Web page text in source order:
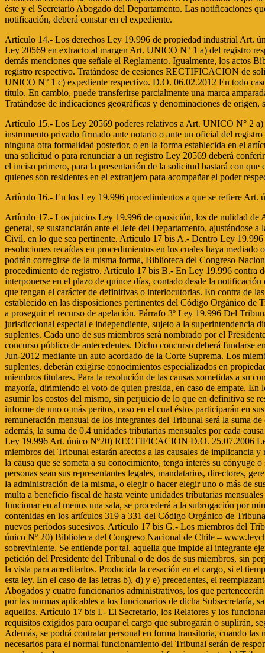
éste y el Secretario Abogado del Departamento. Las notificaciones
notificación, deberá constar en el expediente.
Artículo 14.- Los derechos Ley 19.996 de propiedad industrial Art.
Ley 20569 en extracto al margen Art. UNICO N° 1 a) del registro
demás menciones que señale el Reglamento. Igualmente, los actos
registro respectivo. Tratándose de cesiones RECTIFICACION de
UNICO N° 1 c) expediente respectivo. D.O. 06.02.2012 En todo
título. En cambio, puede transferirse parcialmente una marca
Tratándose de indicaciones geográficas y denominaciones de origen,
Artículo 15.- Los Ley 20569 poderes relativos a Art. UNICO N° 2
instrumento privado firmado ante notario o ante un oficial del
ninguna otra formalidad posterior, o en la forma establecida en el
una solicitud o para renunciar a un registro Ley 20569 deberá
el inciso primero, para la presentación de la solicitud bastará con
quienes son residentes en el extranjero para acompañar el poder
Artículo 16.- En los Ley 19.996 procedimientos a que se refiere Art.
Artículo 17.- Los juicios Ley 19.996 de oposición, los de nulidad de Art. único Nº17) registro o de transferencias, los de caducidad, así como cualquiera reclamación relativa a su validez o efectos, o a los derechos de propiedad industrial en general, se sustanciarán ante el Jefe del Departamento, ajustándose a las formalidades que se establecen en esta ley. El fallo que dicte será fundado y, en su forma, deberá atenerse a lo dispuesto en el artículo 170 del Código de Procedimiento Civil, en lo que sea pertinente. Artículo 17 bis A.- Dentro Ley 19.996 de quince días contados desde la Art. único Nº18) fecha de su notificación, tanto en primera como en segunda instancia, podrán corregirse, de oficio o a petición de parte, las resoluciones recaídas en procedimientos en los cuales haya mediado oposición que contengan o se funden en manifiestos errores de hecho. Tratándose de resoluciones recaídas en procedimientos en los cuales no haya mediado oposición, éstas podrán corregirse de la misma forma, Biblioteca del Congreso Nacional de Chile – www.leychile.cl – documento generado el 01-Jun-2012 hasta transcurrido el plazo establecido para la apelación de la resolución que pone término al procedimiento de registro. Artículo 17 bis B.- En Ley 19.996 contra de las resoluciones Art. único Nº18) dictadas en primera instancia por el Jefe del Departamento, haya o no mediado oposición, procederá el recurso de apelación. Deberá interponerse en el plazo de quince días, contado desde la notificación de la resolución, para ser conocido por el Tribunal de Propiedad Industrial. El recurso de apelación se concederá en ambos efectos y procederá en contra de las resoluciones que tengan el carácter de definitivas o interlocutorias. En contra de las sentencias definitivas de segunda instancia procederá el recurso de casación en el fondo, ante la Corte Suprema. Los recursos se interpondrán y tramitarán de acuerdo con lo establecido en las disposiciones pertinentes del Código Orgánico de Tribunales y del Código de Procedimiento Civil. Con todo, no será LEY 20160 necesario comparecer ante Art. único Nº 4 el Tribunal de Propiedad D.O. 26.01.2007 Industrial a proseguir el recurso de apelación. Párrafo 3º Ley 19.996 Del Tribunal de Propiedad Industrial Art. único Nº 19) Artículo 17 bis C.- El Tribunal Ley 19.996 de Propiedad Industrial, en adelante Art. único Nº 20) el Tribunal, es un órgano jurisdiccional especial e independiente, sujeto a la superintendencia directiva, correccional y económica de la Corte Suprema, cuyo asiento estará en la ciudad de Santiago. El Tribunal estará integrado por seis miembros titulares y cuatro suplentes. Cada uno de sus miembros será nombrado por el Presidente de la República, mediante decreto supremo del Ministerio de Economía, Fomento y Reconstrucción, de entre una terna propuesta por la Corte